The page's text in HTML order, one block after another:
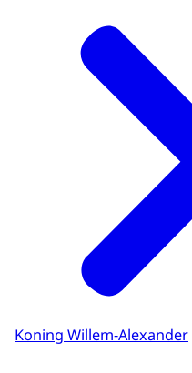
Koning Willem-Alexander